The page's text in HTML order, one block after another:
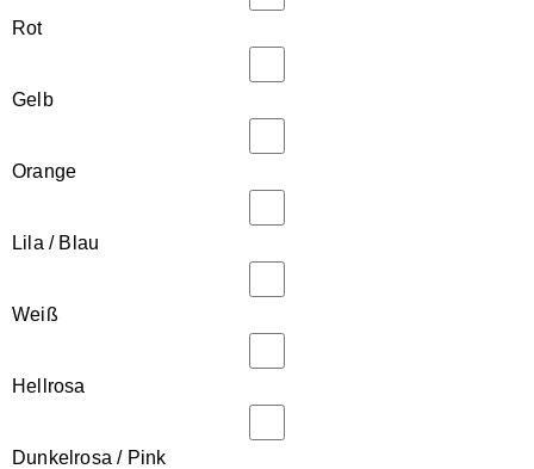
Rot
Gelb
Orange
Lila / Blau
Weiß
Hellrosa
Dunkelrosa / Pink